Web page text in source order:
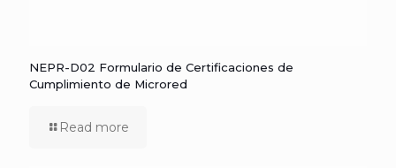
NEPR-D02 Formulario de Certificaciones de
Cumplimiento de Microred
Read more